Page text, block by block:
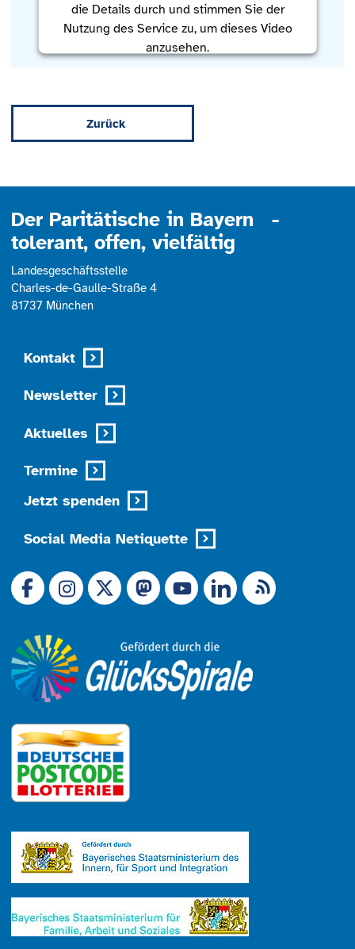
die Details durch und stimmen Sie der
Nutzung des Service zu, um dieses Video
anzusehen.
Management Platform
Zurück
Der Paritätische in Bayern -
tolerant, offen, vielfältig
Landesgeschäftsstelle
Charles-de-Gaulle-Straße 4
81737 München
Kontakt
Newsletter
Aktuelles
Termine
Jetzt spenden
Social Media Netiquette
Link zu X (Ex-Twitter)
RSS-Feed